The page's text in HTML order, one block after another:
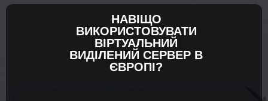
НАВІЩО
ВИКОРИСТОВУВАТИ
ВІРТУАЛЬНИЙ
ВИДІЛЕНИЙ СЕРВЕР В
ЄВРОПІ?